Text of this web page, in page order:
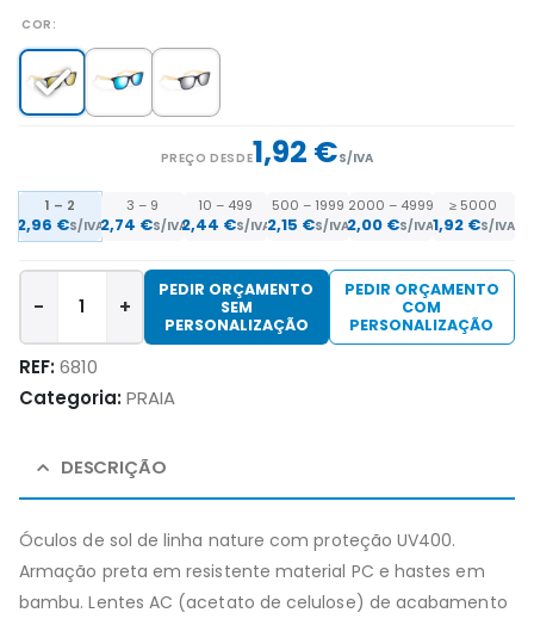
COR
PREÇO DESDE1,92 €S/IVA
1 – 2
2,96 €S/IVA
3 – 9
2,74 €S/IVA
10 – 499
2,44 €S/IVA
500 – 1999
2,15 €S/IVA
2000 – 4999
2,00 €S/IVA
≥ 5000
1,92 €S/IVA
- +
PEDIR ORÇAMENTO
SEM
PERSONALIZAÇÃO
PEDIR ORÇAMENTO
COM
PERSONALIZAÇÃO
REF:6810
Categoria:PRAIA
DESCRIÇÃO
Óculos de sol de linha nature com proteção UV400.
Armação preta em resistente material PC e hastes em
bambu. Lentes AC (acetato de celulose) de acabamento